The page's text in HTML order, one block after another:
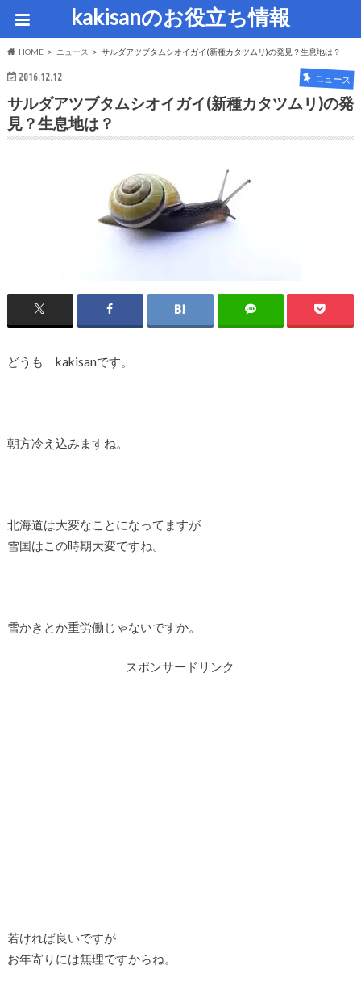
kakisanのお役立ち情報
HOME ニュース サルダアツブタムシオイガイ(新種カタツムリ)の発見？生息地は？
2016.12.12 ニュース
サルダアツブタムシオイガイ(新種カタツムリ)の発
見？生息地は？
どうも kakisanです。
朝方冷え込みますね。
北海道は大変なことになってますが
雪国はこの時期大変ですね。
雪かきとか重労働じゃないですか。
スポンサードリンク
若ければ良いですが
お年寄りには無理ですからね。